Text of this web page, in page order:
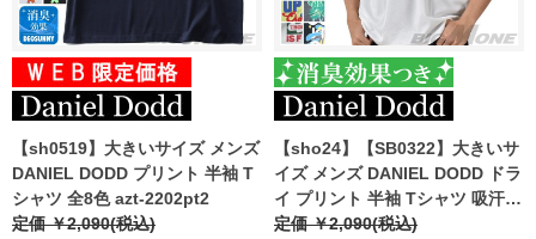
【sh0519】大きいサイズ メンズ
DANIEL DODD プリント 半袖 T
シャツ 全8色 azt-2202pt2
定価 ￥2,090(税込)
【sho24】【SB0322】大きいサ
イズ メンズ DANIEL DODD ドラ
イ プリント 半袖 Tシャツ 吸汗速
乾 azt-2402dry
定価 ￥2,090(税込)